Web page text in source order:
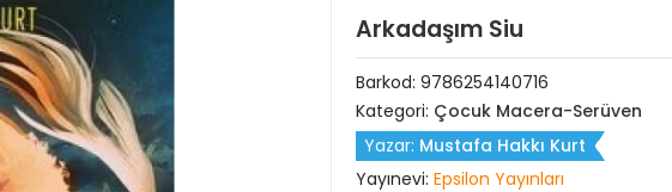
Arkadaşım Siu
Barkod: 9786254140716
Kategori: Çocuk Macera-Serüven
Yazar: Mustafa Hakkı Kurt
Yayınevi: Epsilon Yayınları